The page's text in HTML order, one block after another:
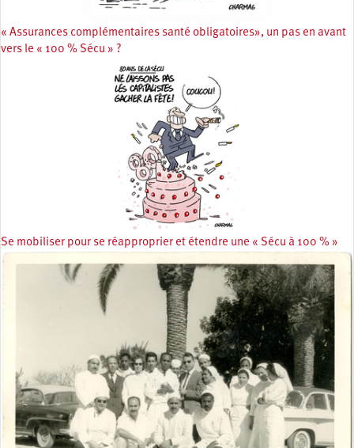
« Assurances complémentaires santé obligatoires», un pas en avant
vers le « 100 % Sécu » ?
Se mobiliser pour se réapproprier et étendre une « Sécu à 100 % »